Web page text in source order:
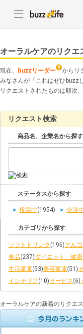
オーラルケアのリクエ
現在、 buzzリーダー
からリ
みなさんが「これはぜひbuzz
リクエストされたものは順次
リクエスト検索
商品名、企業名から探す
ステータスから探す
投票中(1954) 交渉
カテゴリから探す
ソフトドリンク (196)アル
食品(237)ダイエット、健康
生活家電(53)美容家電(51)
インテリア(10)サービス(6)
オーラルケアの新着のリクエス